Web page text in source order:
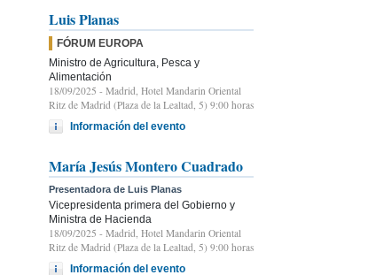
Luis Planas
FÓRUM EUROPA
Ministro de Agricultura, Pesca y
Alimentación
18/09/2025 - Madrid, Hotel Mandarin Oriental
Ritz de Madrid (Plaza de la Lealtad, 5) 9:00 horas
Información del evento
María Jesús Montero Cuadrado
Presentadora de Luis Planas
Vicepresidenta primera del Gobierno y
Ministra de Hacienda
18/09/2025 - Madrid, Hotel Mandarin Oriental
Ritz de Madrid (Plaza de la Lealtad, 5) 9:00 horas
Información del evento